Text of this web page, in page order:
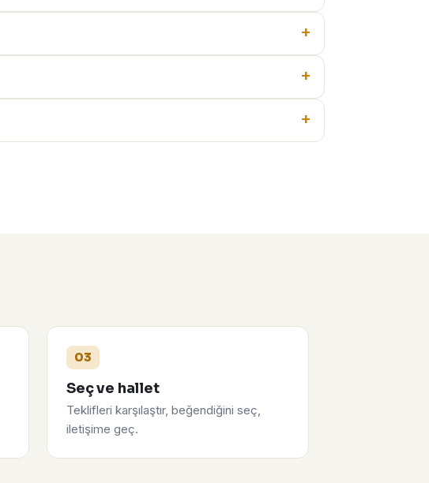
03
Seç ve hallet
Teklifleri karşılaştır, beğendiğini seç,
iletişime geç.